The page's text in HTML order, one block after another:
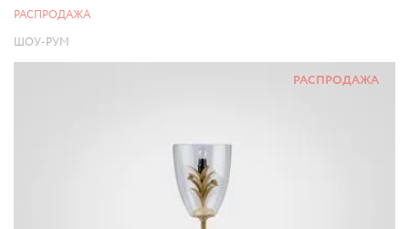
РАСПРОДАЖА
ШОУ-РУМ
РАСПРОДАЖА